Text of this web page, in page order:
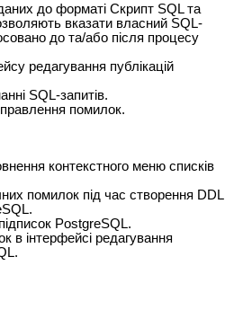
до форматі Скрипт SQL та
вказати власний SQL-
до та/або після процесу
редагування публікацій
SQL-запитів.
помилок.
контекстного меню списків
помилок під час створення DDL
PostgreSQL.
в інтерфейсі редагування